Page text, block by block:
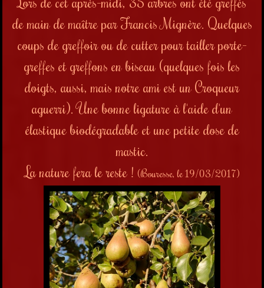
de main de maître par Francis Mignère. Quelques
coups de greffoir ou de cutter pour tailler porte-
greffes et greffons en biseau (quelques fois les
doigts, aussi, mais notre ami est un Croqueur
aguerri). Une bonne ligature à l'aide d'un
élastique biodégradable et une petite dose de
mastic.
La nature fera le reste ! (Bouresse, le 19/03/2017)